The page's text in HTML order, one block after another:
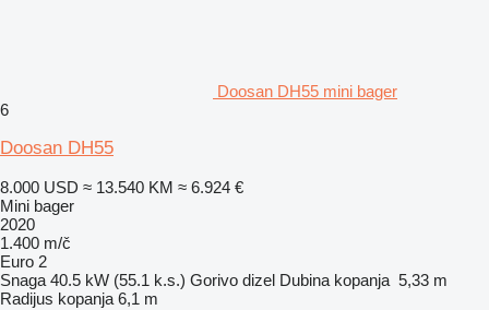
Doosan DH55 mini bager
6
Doosan DH55
8.000 USD ≈ 13.540 KM ≈ 6.924 €
Mini bager
2020
1.400 m/č
Euro 2
Snaga 40.5 kW (55.1 k.s.) Gorivo dizel Dubina kopanja 5,33 m
Radijus kopanja 6,1 m